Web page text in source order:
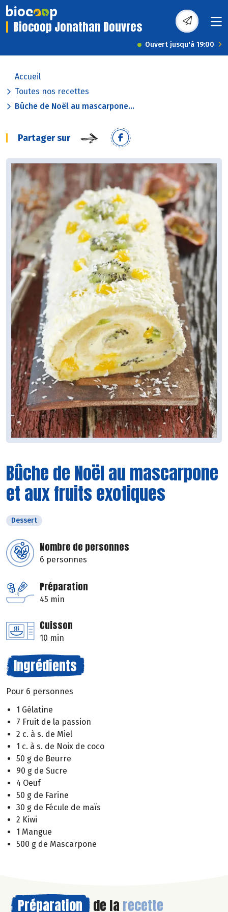
Biocoop Jonathan Douvres
Ouvert jusqu'à 19:00
Accueil
Toutes nos recettes
Bûche de Noël au mascarpone...
Partager sur
Bûche de Noël au mascarpone
et aux fruits exotiques
Dessert
Nombre de personnes
6 personnes
Préparation
45 min
Cuisson
10 min
Ingrédients
Pour 6 personnes
1 Gélatine
7 Fruit de la passion
2 c. à s. de Miel
1 c. à s. de Noix de coco
50 g de Beurre
90 g de Sucre
4 Oeuf
50 g de Farine
30 g de Fécule de maïs
2 Kiwi
1 Mangue
500 g de Mascarpone
Préparation de la recette